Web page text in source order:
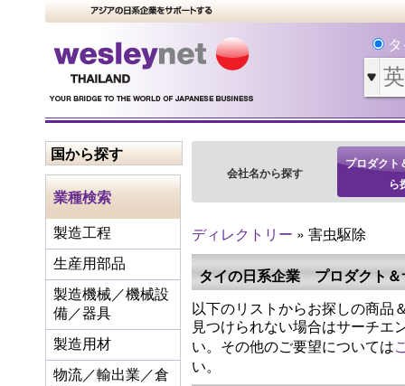
国から探す
業種検索
製造工程
生産用部品
製造機械／機械設
備／器具
製造用材
物流／輸出業／倉
会社名から探す
プロダクト
ら
ディレクトリー » 害虫駆除
タイの日系企業 プロダクト＆
以下のリストからお探しの商品
見つけられない場合はサーチエ
い。その他のご要望については
い。